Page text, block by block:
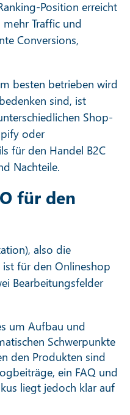
Position erreicht
Traffic und
Conversions,
besten betrieben wird
sind, ist
Shop-
oder
für den Handel B2C
Nachteile.
für den
also die
für den Onlineshop
Bearbeitungsfelder
um Aufbau und
Schwerpunkte
den Produkten sind
ein FAQ und
liegt jedoch klar auf